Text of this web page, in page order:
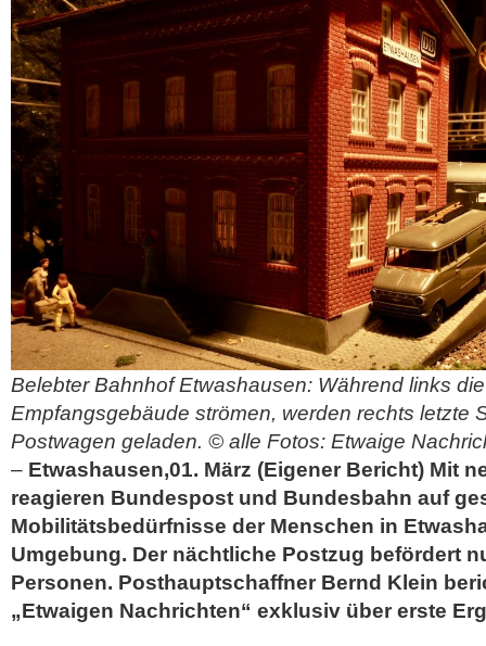
Belebter Bahnhof Etwashausen: Während links
Empfangsgebäude strömen, werden rechts letzte
Postwagen geladen. © alle Fotos: Etwaige
– Etwashausen,01. März (Eigener Bericht) Mit
reagieren Bundespost und Bundesbahn auf
Mobilitätsbedürfnisse der Menschen in
Umgebung. Der nächtliche Postzug befördert
Personen. Posthauptschaffner Bernd Klein
„Etwaigen Nachrichten“ exklusiv über erste